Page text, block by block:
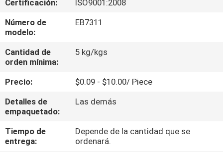
VIAJE
DE
LA
FÁBRICA
CONTROL
DE
CALIDAD
Certificación:
ISO9001:2008
Número de
modelo:
EB7311
Cantidad de
orden mínima:
5 kg/kgs
Precio:
$0.09 - $10.00/ Piece
Detalles de
empaquetado:
Las demás
Tiempo de
entrega:
Depende de la cantidad que se
ordenará.